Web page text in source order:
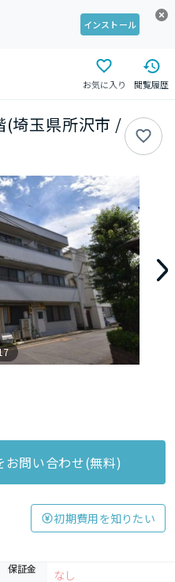
インストール
お気に入り 閲覧履歴
(埼玉県所沢市 /
問い合わせ(無料)
初期費用を知りたい
保証金 なし